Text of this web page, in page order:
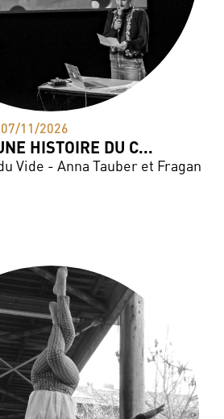
11/2026
HISTOIRE DU C...
Vide - Anna Tauber et Fragan